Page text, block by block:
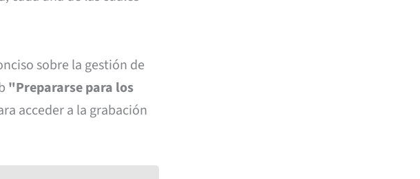
sobre la gestión de
"Prepararse para los
acceder a la grabación